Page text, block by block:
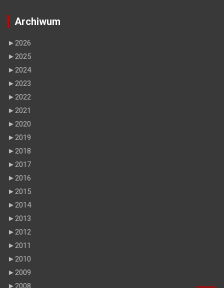
Archiwum
►2026
►2025
►2024
►2023
►2022
►2021
►2020
►2019
►2018
►2017
►2016
►2015
►2014
►2013
►2012
►2011
►2010
►2009